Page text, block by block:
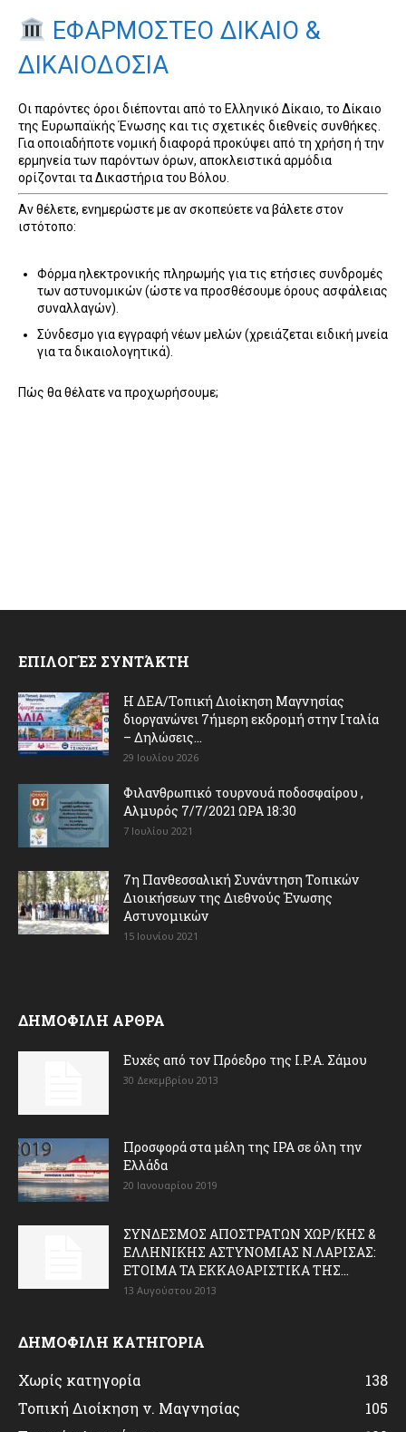
ΕΦΑΡΜΟΣΤΕΟ ΔΙΚΑΙΟ &
ΔΙΚΑΙΟΔΟΣΙΑ
Οι παρόντες όροι διέπονται από το Ελληνικό Δίκαιο, το Δίκαιο
της Ευρωπαϊκής Ένωσης και τις σχετικές διεθνείς συνθήκες.
Για οποιαδήποτε νομική διαφορά προκύψει από τη χρήση ή την
ερμηνεία των παρόντων όρων, αποκλειστικά αρμόδια
ορίζονται τα Δικαστήρια του Βόλου.
Αν θέλετε, ενημερώστε με αν σκοπεύετε να βάλετε στον
ιστότοπο:
Φόρμα ηλεκτρονικής πληρωμής για τις ετήσιες συνδρομές
των αστυνομικών (ώστε να προσθέσουμε όρους ασφάλειας
συναλλαγών).
Σύνδεσμο για εγγραφή νέων μελών (χρειάζεται ειδική μνεία
για τα δικαιολογητικά).
Πώς θα θέλατε να προχωρήσουμε;
ΕΠΙΛΟΓΈΣ ΣΥΝΤΆΚΤΗ
Η ΔΕΑ/Τοπική Διοίκηση Μαγνησίας
διοργανώνει 7ήμερη εκδρομή στην Ιταλία
– Δηλώσεις...
29 Ιουλίου 2026
Φιλανθρωπικό τουρνουά ποδοσφαίρου ,
Αλμυρός 7/7/2021 ΩΡΑ 18:30
7 Ιουλίου 2021
7η Πανθεσσαλική Συνάντηση Τοπικών
Διοικήσεων της Διεθνούς Ένωσης
Αστυνομικών
15 Ιουνίου 2021
ΔΗΜΟΦΙΛΗ ΑΡΘΡΑ
Ευχές από τον Πρόεδρο της I.P.A. Σάμου
30 Δεκεμβρίου 2013
Προσφορά στα μέλη της ΙΡΑ σε όλη την
Ελλάδα
20 Ιανουαρίου 2019
ΣΥΝΔΕΣΜΟΣ ΑΠΟΣΤΡΑΤΩΝ ΧΩΡ/ΚΗΣ &
ΕΛΛΗΝΙΚΗΣ ΑΣΤΥΝΟΜΙΑΣ Ν.ΛΑΡΙΣΑΣ:
ΕΤΟΙΜΑ ΤΑ ΕΚΚΑΘΑΡΙΣΤΙΚΑ ΤΗΣ...
13 Αυγούστου 2013
ΔΗΜΟΦΙΛΗ ΚΑΤΗΓΟΡΙΑ
Χωρίς κατηγορία
138
Τοπική Διοίκηση ν. Μαγνησίας
105